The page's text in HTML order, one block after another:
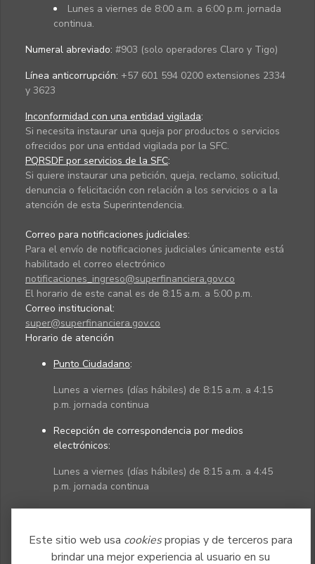
Este sitio web usa cookiespropias y de terceros para
brindar una mejor experiencia al usuario en su
Lunes a viernes de 8:00 a.m. a 6:00 p.m. jornada
continua.
Numeral abreviado: #903 (solo operadores Claro y Tigo)
Línea anticorrupción: +57 601 594 0200 extensiones 2334
y 3623
Inconformidad con una entidad vigilada:
Si necesita instaurar una queja por productos o servicios
ofrecidos por una entidad vigilada por la SFC.
PQRSDF por servicios de la SFC:
Si quiere instaurar una petición, queja, reclamo, solicitud,
denuncia o felicitación con relación a los servicios o a la
atención de esta Superintendencia.
Correo para notificaciones judiciales:
Para el envío de notificaciones judiciales únicamente está
habilitado el correo electrónico
notificaciones_ingreso@superfinanciera.gov.co
El horario de este canal es de 8:15 a.m. a 5:00 p.m.
Correo institucional:
super@superfinanciera.gov.co
Horario de atención
Punto Ciudadano:
Lunes a viernes (días hábiles) de 8:15 a.m. a 4:15
p.m. jornada continua
Recepción de correspondencia por medios
electrónicos:
Lunes a viernes (días hábiles) de 8:15 a.m. a 4:45
p.m. jornada continua